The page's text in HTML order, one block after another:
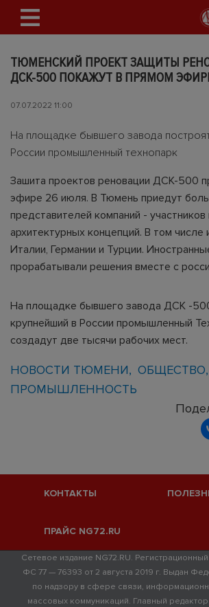
ТЮМЕНСКИЙ ПРОЕКТ ЗАЩИТЫ
ДСК-500 ПОКАЖУТ В ПРЯМОМ
07.07.2022 11:00
На площадке бывшего завода
России промышленный технопарк
Зашита проектов реновации ДСК-500
эфире 26 июля. В Тюмень приедут
представителей компаний - участников
архитектурных концепций. В том числе
Италии, Германии и Турции.
прорабатывали решения вместе с
На площадке бывшего завода ДСК -
крупнейший в России промышленный
создадут две тысячи рабочих мест.
НОВОСТИ ТЮМЕНИ
ОБЩЕСТВО
ПРОМЫШЛЕННОСТЬ
КОНТАКТЫ
ПРАЙС NG72.RU
Сетевое издание NG72.RU.
ФС 77 — 76393 от 2 августа 2019 г. Выдан
по надзору в сфере связи,
массовых коммуникаций. Главный